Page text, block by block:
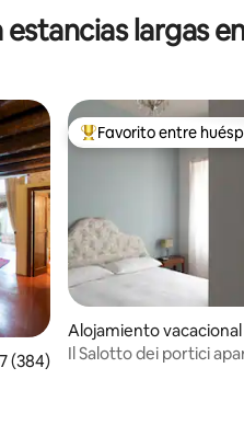
largas
promedio: 4.97 de 5; 384
(384)
De los mejores en
Favorito entre
Alojamiento
za
Il Salotto dei portici